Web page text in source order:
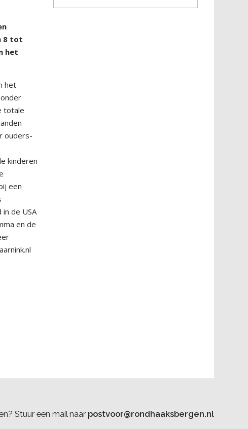
8 tot
het
het
totale
ouders-
kinderen
een
de USA
en de
Stuur een mail naar postvoor@rondhaaksbergen.nl